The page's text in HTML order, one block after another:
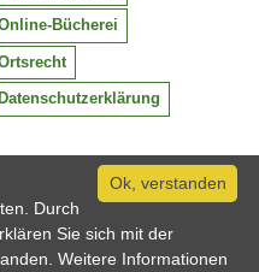
Bücherei
Datenschutzerklärung
Ok, verstanden
Durch
Sie sich mit der
Weitere Informationen